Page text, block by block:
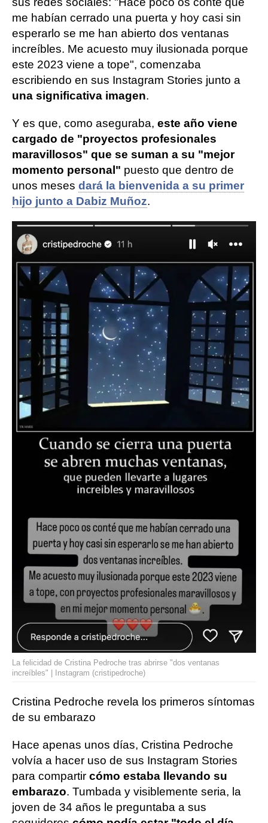
me habían cerrado una puerta y hoy casi sin
esperarlo se me han abierto dos ventanas
increíbles. Me acuesto muy ilusionada porque
este 2023 viene a tope", comenzaba
escribiendo en sus Instagram Stories junto a
una significativa imagen.
Y es que, como aseguraba, este año viene
cargado de "proyectos profesionales
maravillosos" que se suman a su "mejor
momento personal" puesto que dentro de
unos meses dará la bienvenida a su primer
hijo junto a Dabiz Muñoz.
La felicidad de Cristina Pedroche tras abrirse "dos ventanas
increíbles" | Instagram (cristipedroche)
Cristina Pedroche revela los primeros síntomas
de su embarazo
Hace apenas unos días, Cristina Pedroche
volvía a hacer uso de sus Instagram Stories
para compartir cómo estaba llevando su
embarazo. Tumbada y visiblemente seria, la
joven de 34 años le preguntaba a sus